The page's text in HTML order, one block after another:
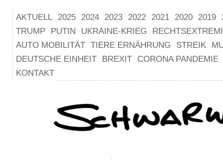
AKTUELL 2025 2024 2023 2022 2021 2020 2019
TRUMP
PUTIN UKRAINE-KRIEG
AUTO MOBILITÄT TIERE ERNÄHRUNG STREIK
DEUTSCHE EINHEIT
BREXIT
CORONA PANDEMIE
KONTAKT